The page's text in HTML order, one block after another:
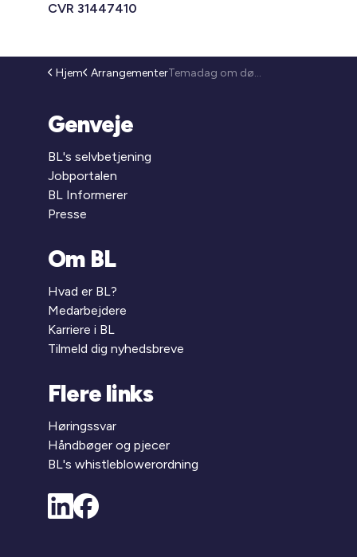
CVR 31447410
Hjem Arrangementer Temadag om dødsboer (25-138)
Genveje
BL's selvbetjening
Jobportalen
BL Informerer
Presse
Om BL
Hvad er BL?
Medarbejdere
Karriere i BL
Tilmeld dig nyhedsbreve
Flere links
Høringssvar
Håndbøger og pjecer
BL's whistleblowerordning